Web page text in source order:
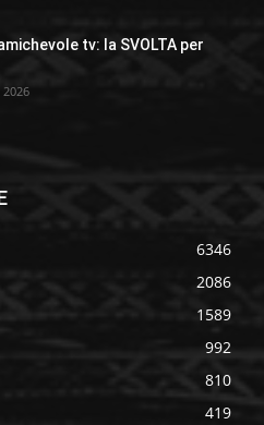
tv: la SVOLTA per
6346
2086
1589
992
810
419